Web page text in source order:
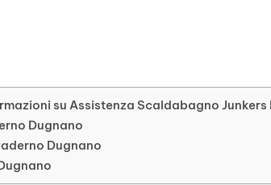
su Assistenza Scaldabagno Junkers
Dugnano
Dugnano